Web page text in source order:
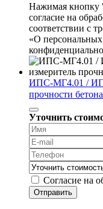
Нажимая кнопку
согласие на
соответствии с
«О
ИПС-МГ4.01 /
прочности бетона
Уточнить
Согласие на
Отправить